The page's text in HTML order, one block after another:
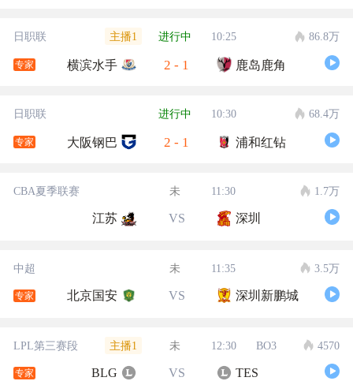
日职联 主播1 进行中 10:25 86.8万
专家 横滨水手 2 - 1 鹿岛鹿角
日职联 进行中 10:30 68.4万
专家 大阪钢巴 2 - 1 浦和红钻
CBA夏季联赛 未 11:30 1.7万
江苏 VS 深圳
中超 未 11:35 3.5万
专家 北京国安 VS 深圳新鹏城
LPL第三赛段 主播1 未 12:30 BO3 4570
专家 BLG VS TES